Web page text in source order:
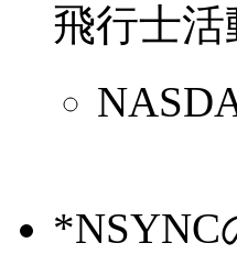
飛行士
*NSYNC